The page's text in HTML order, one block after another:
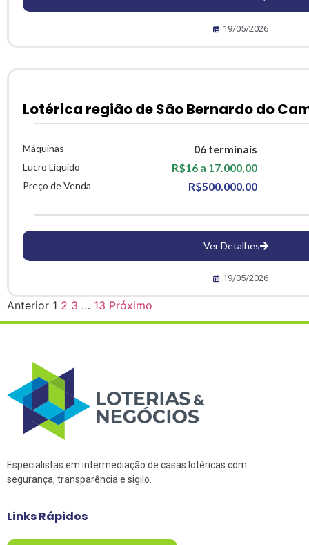
19/05/2026
Lotérica região de São Bernardo do
Máquinas 06 terminais
Lucro Líquido R$16 a 17.000,00
Preço de Venda R$500.000,00
Ver Detalhes
19/05/2026
Anterior 1 2 3 … 13 Próximo
Especialistas em intermediação de casas lotéricas com
segurança, transparência e sigilo.
Links Rápidos